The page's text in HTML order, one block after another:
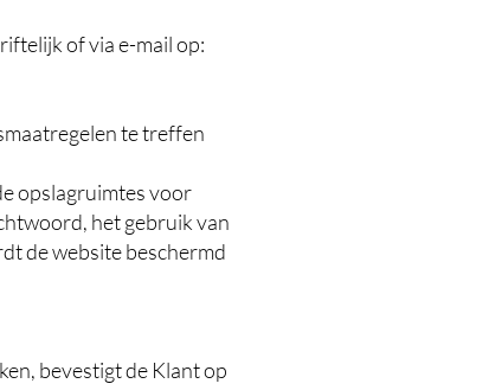
of via e-mail op:
te treffen
opslagruimtes voor
het gebruik van
de website beschermd
bevestigt de Klant op